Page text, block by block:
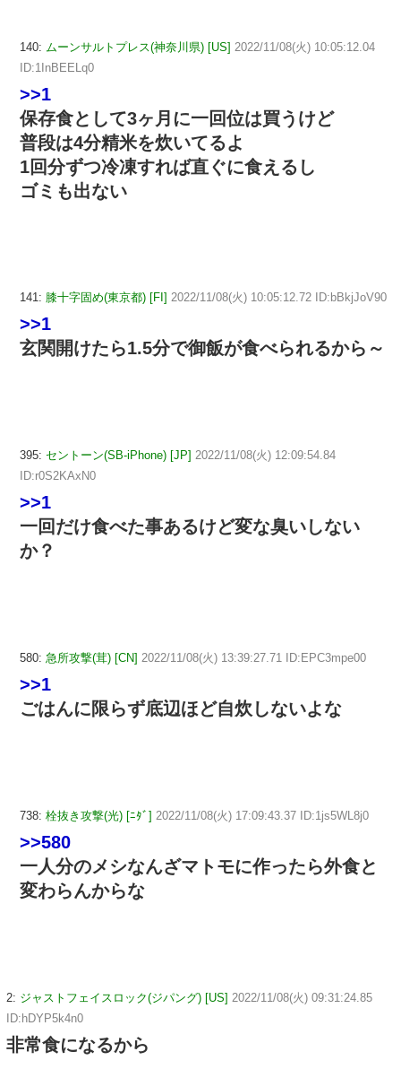
140: ムーンサルトプレス(神奈川県) [US] 2022/11/08(火) 10:05:12.04
ID:1InBEELq0
>>1
保存食として3ヶ月に一回位は買うけど
普段は4分精米を炊いてるよ
1回分ずつ冷凍すれば直ぐに食えるし
ゴミも出ない
141: 膝十字固め(東京都) [FI] 2022/11/08(火) 10:05:12.72 ID:bBkjJoV90
>>1
玄関開けたら1.5分で御飯が食べられるから～
395: セントーン(SB-iPhone) [JP] 2022/11/08(火) 12:09:54.84
ID:r0S2KAxN0
>>1
一回だけ食べた事あるけど変な臭いしない
か？
580: 急所攻撃(茸) [CN] 2022/11/08(火) 13:39:27.71 ID:EPC3mpe00
>>1
ごはんに限らず底辺ほど自炊しないよな
738: 栓抜き攻撃(光) [ﾆﾀﾞ] 2022/11/08(火) 17:09:43.37 ID:1js5WL8j0
>>580
一人分のメシなんざマトモに作ったら外食と
変わらんからな
2: ジャストフェイスロック(ジパング) [US] 2022/11/08(火) 09:31:24.85
ID:hDYP5k4n0
非常食になるから